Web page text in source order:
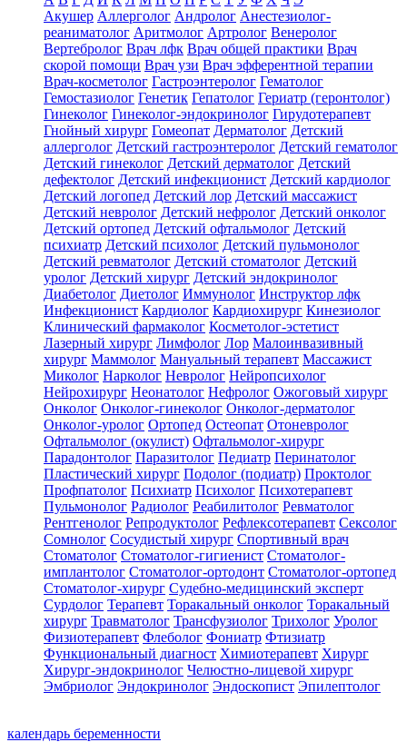
Акушер Аллерголог Андролог Анестезиолог-
реаниматолог Аритмолог Артролог Венеролог
Вертебролог Врач лфк Врач общей практики Врач
скорой помощи Врач узи Врач эфферентной терапии
Врач-косметолог Гастроэнтеролог Гематолог
Гемостазиолог Генетик Гепатолог Гериатр (геронтолог)
Гинеколог Гинеколог-эндокринолог Гирудотерапевт
Гнойный хирург Гомеопат Дерматолог Детский
аллерголог Детский гастроэнтеролог Детский гематолог
Детский гинеколог Детский дерматолог Детский
дефектолог Детский инфекционист Детский кардиолог
Детский логопед Детский лор Детский массажист
Детский невролог Детский нефролог Детский онколог
Детский ортопед Детский офтальмолог Детский
психиатр Детский психолог Детский пульмонолог
Детский ревматолог Детский стоматолог Детский
уролог Детский хирург Детский эндокринолог
Диабетолог Диетолог Иммунолог Инструктор лфк
Инфекционист Кардиолог Кардиохирург Кинезиолог
Клинический фармаколог Косметолог-эстетист
Лазерный хирург Лимфолог Лор Малоинвазивный
хирург Маммолог Мануальный терапевт Массажист
Миколог Нарколог Невролог Нейропсихолог
Нейрохирург Неонатолог Нефролог Ожоговый хирург
Онколог Онколог-гинеколог Онколог-дерматолог
Онколог-уролог Ортопед Остеопат Отоневролог
Офтальмолог (окулист) Офтальмолог-хирург
Парадонтолог Паразитолог Педиатр Перинатолог
Пластический хирург Подолог (подиатр) Проктолог
Профпатолог Психиатр Психолог Психотерапевт
Пульмонолог Радиолог Реабилитолог Ревматолог
Рентгенолог Репродуктолог Рефлексотерапевт Сексолог
Сомнолог Сосудистый хирург Спортивный врач
Стоматолог Стоматолог-гигиенист Стоматолог-
имплантолог Стоматолог-ортодонт Стоматолог-ортопед
Стоматолог-хирург Судебно-медицинский эксперт
Сурдолог Терапевт Торакальный онколог Торакальный
хирург Травматолог Трансфузиолог Трихолог Уролог
Физиотерапевт Флеболог Фониатр Фтизиатр
Функциональный диагност Химиотерапевт Хирург
Хирург-эндокринолог Челюстно-лицевой хирург
Эмбриолог Эндокринолог Эндоскопист Эпилептолог
календарь беременности